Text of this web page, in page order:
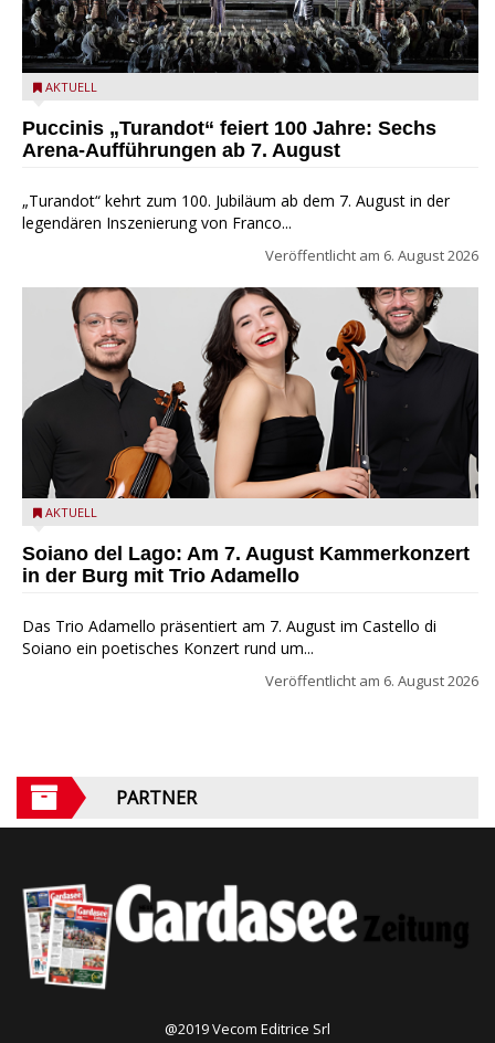
Turandot in der Arena von Verona - Ennevi für Fondazione
AKTUELL
Puccinis „Turandot“ feiert 100 Jahre: Sechs
Arena-Aufführungen ab 7. August
„Turandot“ kehrt zum 100. Jubiläum ab dem 7. August in der
legendären Inszenierung von Franco...
Veröffentlicht am 6. August 2026
Trio Adamello
AKTUELL
Soiano del Lago: Am 7. August Kammerkonzert
in der Burg mit Trio Adamello
Das Trio Adamello präsentiert am 7. August im Castello di
Soiano ein poetisches Konzert rund um...
Veröffentlicht am 6. August 2026
PARTNER
@2019 Vecom Editrice Srl